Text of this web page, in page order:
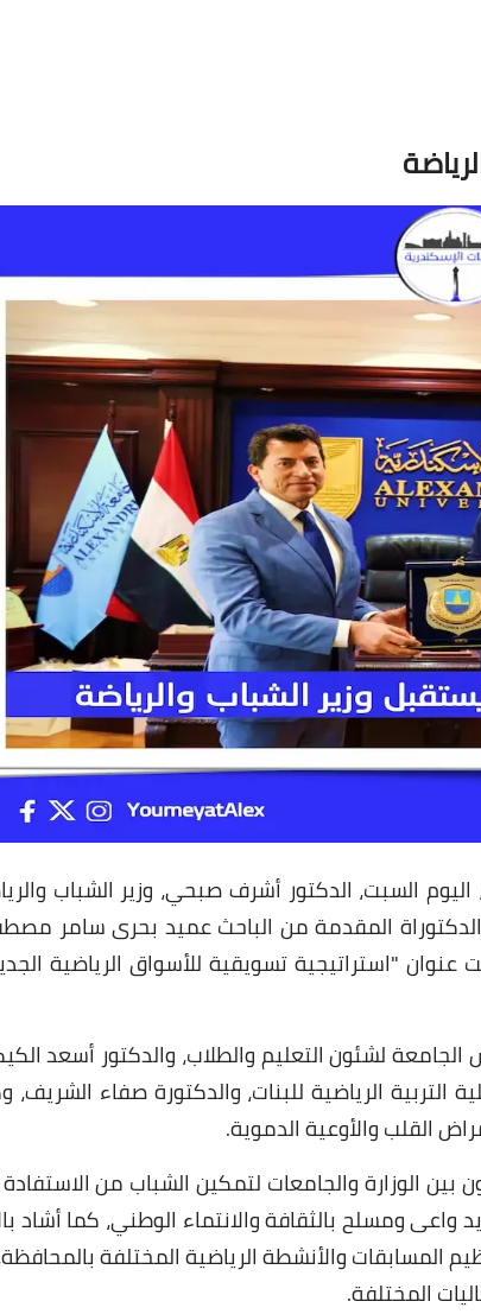
السبت، الدكتور أشرف صبحي، وزير الشباب
المقدمة من الباحث عميد بحرى سامر
عنوان "استراتيجية تسويقية للأسواق الرياضية
لشئون التعليم والطلاب، والدكتور أسعد
التربية الرياضية للبنات، والدكتورة صفاء الشريف،
القلب والأوعية الدموية.
بين الوزارة والجامعات لتمكين الشباب من
واعى ومسلح بالثقافة والانتماء الوطني، كما أشاد
المسابقات والأنشطة الرياضية المختلفة
المختلفة.
02 مارس 2022
02 مارس 2022
01 مارس 2022